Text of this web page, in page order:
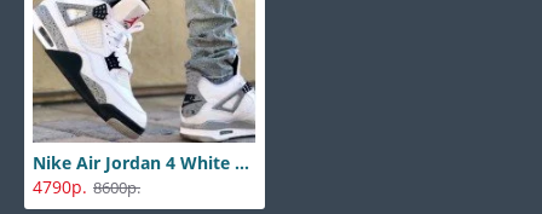
Nike Air Jordan 4 White Cement
4790р. 8600р.